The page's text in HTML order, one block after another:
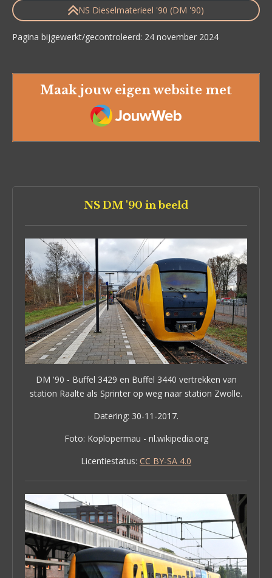
NS Dieselmaterieel '90 (DM '90)
Pagina bijgewerkt/gecontroleerd: 24 november 2024
Maak jouw eigen website met
JouwWeb
NS DM '90 in beeld
DM '90 - Buffel 3429 en Buffel 3440 vertrekken van
station Raalte als Sprinter op weg naar station Zwolle.
Datering: 30-11-2017.
Foto: Koplopermau - nl.wikipedia.org
Licentiestatus: CC BY-SA 4.0